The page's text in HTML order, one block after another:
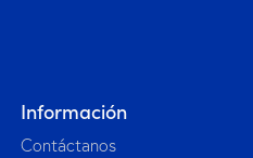
Información
Contáctanos